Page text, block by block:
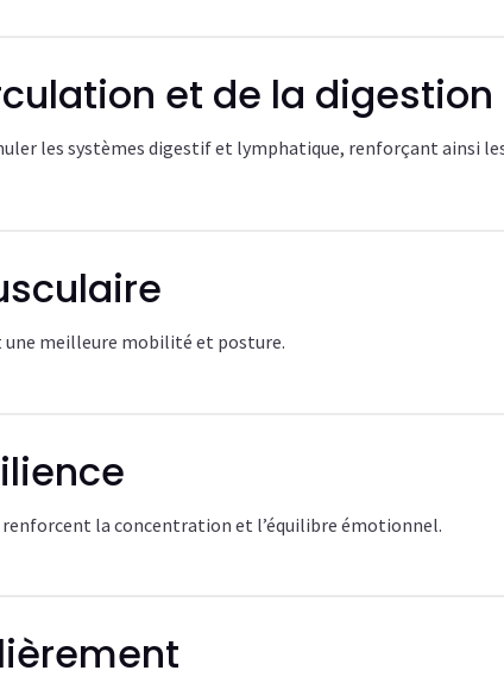
et de la digestion
les systèmes digestif et lymphatique, renforçant ainsi
meilleure mobilité et posture.
la concentration et l’équilibre émotionnel.